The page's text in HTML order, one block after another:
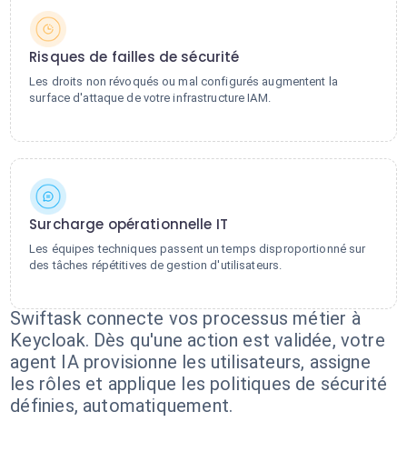
Risques de failles de sécurité
Les droits non révoqués ou mal configurés augmentent la
surface d'attaque de votre infrastructure IAM.
Surcharge opérationnelle IT
Les équipes techniques passent un temps disproportionné sur
des tâches répétitives de gestion d'utilisateurs.
Swiftask connecte vos processus métier à
Keycloak. Dès qu'une action est validée, votre
agent IA provisionne les utilisateurs, assigne
les rôles et applique les politiques de sécurité
définies, automatiquement.